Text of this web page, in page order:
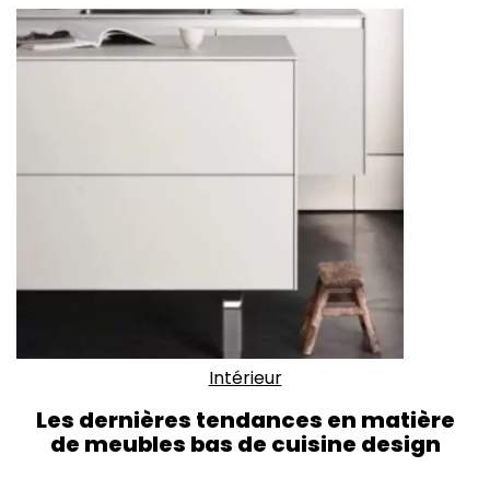
Intérieur
Les dernières tendances en matière
de meubles bas de cuisine design